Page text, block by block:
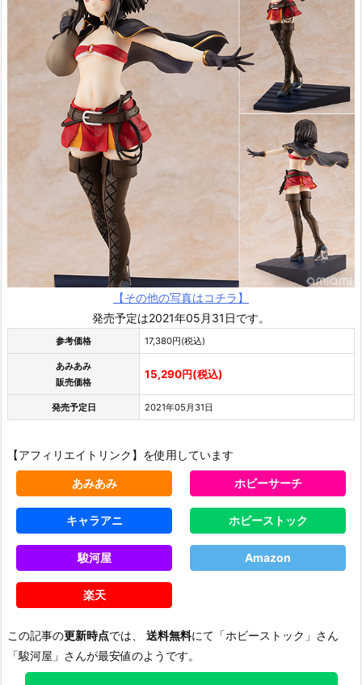
【その他の写真はコチラ】
発売予定は2021年05月31日です。
参考価格 17,380円(税込)
あみあみ
販売価格
15,290円(税込)
発売予定日 2021年05月31日
【アフィリエイトリンク】を使用しています
あみあみ ホビーサーチ
キャラアニ ホビーストック
駿河屋 Amazon
楽天
この記事の更新時点では、 送料無料にて「ホビーストック」さん
「駿河屋」さんが最安値のようです。